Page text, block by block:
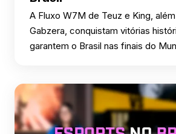
A Fluxo W7M de Teuz e King,
Gabzera, conquistam vitórias
garantem o Brasil nas finais do